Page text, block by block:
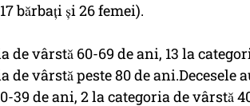
bărbați și 26 femei).
de vârstă 60-69 de ani, 13 la
de vârstă peste 80 de ani.Decesele
39 de ani, 2 la categoria de vârstă